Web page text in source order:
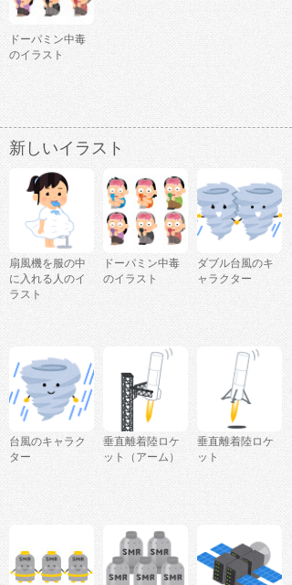
ドーパミン中毒
のイラスト
新しいイラスト
扇風機を服の中
に入れる人のイ
ラスト
ドーパミン中毒
のイラスト
ダブル台風のキ
ャラクター
台風のキャラク
ター
垂直離着陸ロケ
ット（アーム）
垂直離着陸ロケ
ット